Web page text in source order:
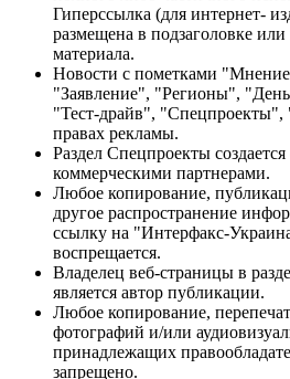
Гиперссылка (для интернет-
размещена в подзаголовке
материала.
Новости с пометками
"Заявление", "Регионы",
"Тест-драйв",
правах рекламы.
Раздел Спецпроекты
коммерческими партнерами.
Любое копирование,
другое распространение
ссылку на "Интерфакс-
воспрещается.
Владелец веб-страницы в
является автор публикации.
Любое копирование,
фотографий и/или
принадлежащих
запрещено.